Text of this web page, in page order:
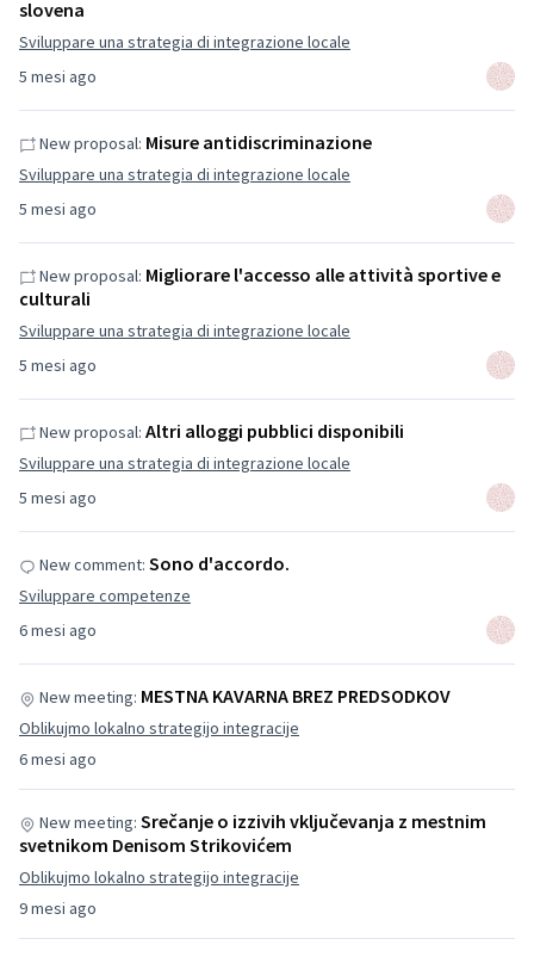
5 mesi ago
slovena
Sviluppare una strategia di integrazione locale
5 mesi ago
New proposal: Misure antidiscriminazione
Sviluppare una strategia di integrazione locale
5 mesi ago
New proposal: Migliorare l'accesso alle attività sportive e
culturali
Sviluppare una strategia di integrazione locale
5 mesi ago
New proposal: Altri alloggi pubblici disponibili
Sviluppare una strategia di integrazione locale
6 mesi ago
New comment: Sono d'accordo.
Sviluppare competenze
6 mesi ago
New meeting: MESTNA KAVARNA BREZ PREDSODKOV
Oblikujmo lokalno strategijo integracije
9 mesi ago
New meeting: Srečanje o izzivih vključevanja z mestnim
svetnikom Denisom Strikovićem
Oblikujmo lokalno strategijo integracije